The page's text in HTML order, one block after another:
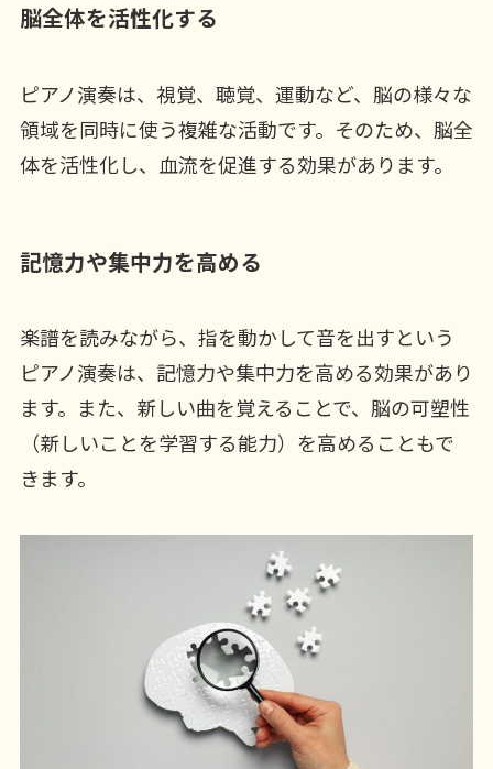
脳全体を活性化する
ピアノ演奏は、視覚、聴覚、運動など、脳の様々な
領域を同時に使う複雑な活動です。そのため、脳全
体を活性化し、血流を促進する効果があります。
記憶力や集中力を高める
楽譜を読みながら、指を動かして音を出すという
ピアノ演奏は、記憶力や集中力を高める効果があり
ます。また、新しい曲を覚えることで、脳の可塑性
（新しいことを学習する能力）を高めることもで
きます。